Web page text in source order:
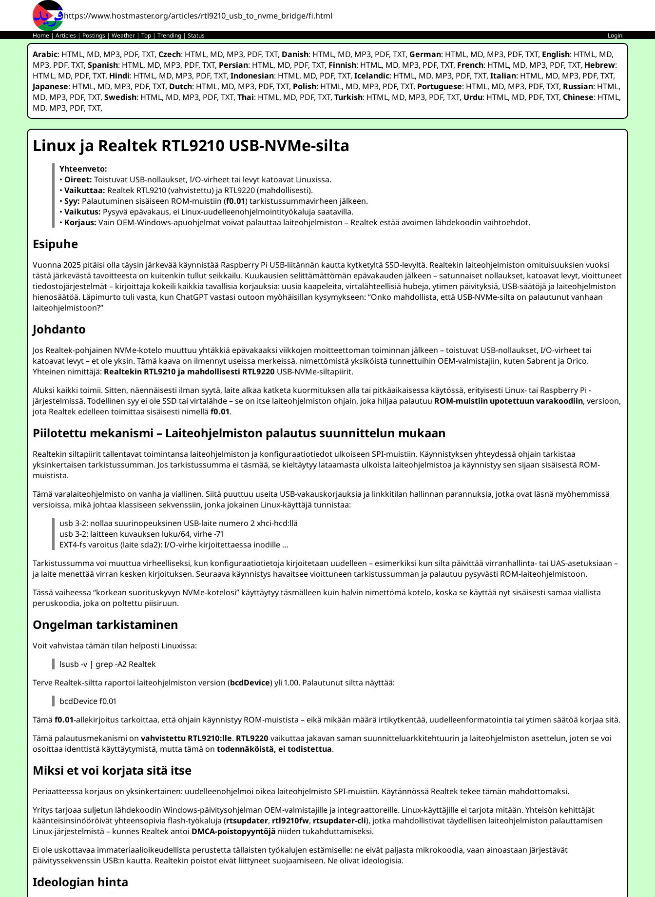
https://www.hostmaster.org/articles/rtl9210_usb_to_nvme_bridge/fi.html
Home |Articles | Postings |Weather |Top |Trending |Status Login
Arabic: HTML, MD, MP3, PDF,TXT,Czech: HTML, MD, MP3, PDF,TXT, Danish: HTML, MD, MP3, PDF,TXT, German: HTML, MD, MP3, PDF,TXT, English: HTML, MD,
MP3, PDF,TXT,Spanish: HTML, MD, MP3, PDF,TXT, Persian: HTML, MD, PDF,TXT, Finnish: HTML, MD, MP3, PDF,TXT, French: HTML, MD, MP3, PDF,TXT, Hebrew:
HTML, MD, PDF,TXT, Hindi: HTML, MD, MP3, PDF,TXT,Indonesian: HTML, MD, PDF,TXT,Icelandic: HTML, MD, MP3, PDF,TXT,Italian: HTML, MD, MP3, PDF,TXT,
Japanese: HTML, MD, MP3, PDF,TXT, Dutch: HTML, MD, MP3, PDF,TXT, Polish: HTML, MD, MP3, PDF,TXT, Portuguese: HTML, MD, MP3, PDF,TXT, Russian: HTML,
MD, MP3, PDF,TXT,Swedish: HTML, MD, MP3, PDF,TXT,Thai: HTML, MD, PDF,TXT,Turkish: HTML, MD, MP3, PDF,TXT, Urdu: HTML, MD, PDF,TXT,Chinese: HTML,
MD, MP3, PDF,TXT,
Linux ja Realtek RTL9210 USB-NVMe-silta
Yhteenveto:
•Oireet: Toistuvat USB-nollaukset, I/O-virheet tai levyt katoavat Linuxissa.
•Vaikuttaa: Realtek RTL9210 (vahvistettu) ja RTL9220 (mahdollisesti).
•Syy: Palautuminen sisäiseen ROM-muistiin (f0.01) tarkistussummavirheen jälkeen.
•Vaikutus: Pysyvä epävakaus, ei Linux-uudelleenohjelmointityökaluja saatavilla.
• Korjaus: Vain OEM-Windows-apuohjelmat voivat palauttaa laiteohjelmiston – Realtek estää avoimen lähdekoodin vaihtoehdot.
Esipuhe
Vuonna 2025 pitäisi olla täysin järkevää käynnistää Raspberry Pi USB-liitännän kautta kytketyltä SSD-levyltä. Realtekin laiteohjelmiston omituisuuksien vuoksi
tästä järkevästä tavoitteesta on kuitenkin tullut seikkailu. Kuukausien selittämättömän epävakauden jälkeen – satunnaiset nollaukset, katoavat levyt, vioittuneet
tiedostojärjestelmät – kirjoittaja kokeili kaikkia tavallisia korjauksia: uusia kaapeleita, virtalähteellisiä hubeja, ytimen päivityksiä, USB-säätöjä ja laiteohjelmiston
hienosäätöä. Läpimurto tuli vasta, kun ChatGPT vastasi outoon myöhäisillan kysymykseen: “Onko mahdollista, että USB-NVMe-silta on palautunut vanhaan
laiteohjelmistoon?”
Johdanto
Jos Realtek-pohjainen NVMe-kotelo muuttuu yhtäkkiä epävakaaksi viikkojen moitteettoman toiminnan jälkeen – toistuvat USB-nollaukset, I/O-virheet tai
katoavat levyt – et ole yksin. Tämä kaava on ilmennyt useissa merkeissä, nimettömistä yksiköistä tunnettuihin OEM-valmistajiin, kuten Sabrent ja Orico.
Yhteinen nimittäjä: Realtekin RTL9210 ja mahdollisesti RTL9220 USB-NVMe-siltapiirit.
Aluksi kaikki toimii. Sitten, näennäisesti ilman syytä, laite alkaa katketa kuormituksen alla tai pitkäaikaisessa käytössä, erityisesti Linux- tai Raspberry Pi -
järjestelmissä. Todellinen syy ei ole SSD tai virtalähde – se on itse laiteohjelmiston ohjain, joka hiljaa palautuu ROM-muistiin upotettuun varakoodiin, versioon,
jota Realtek edelleen toimittaa sisäisesti nimelläf0.01.
Piilotettu mekanismi – Laiteohjelmiston palautus suunnittelun mukaan
Realtekin siltapiirit tallentavat toimintansa laiteohjelmiston ja konfiguraatiotiedot ulkoiseen SPI-muistiin. Käynnistyksen yhteydessä ohjain tarkistaa
yksinkertaisen tarkistussumman. Jos tarkistussumma ei täsmää, se kieltäytyy lataamasta ulkoista laiteohjelmistoa ja käynnistyy sen sijaan sisäisestä ROM-
muistista.
Tämä varalaiteohjelmisto on vanha ja viallinen. Siitä puuttuu useita USB-vakauskorjauksia ja linkkitilan hallinnan parannuksia, jotka ovat läsnä myöhemmissä
versioissa, mikä johtaa klassiseen sekvenssiin, jonka jokainen Linux-käyttäjä tunnistaa:
usb 3-2: nollaa suurinopeuksinen USB-laite numero 2 xhci-hcd:llä
usb 3-2: laitteen kuvauksen luku/64, virhe -71
EXT4-fs varoitus (laite sda2): I/O-virhe kirjoitettaessa inodille …
Tarkistussumma voi muuttua virheelliseksi, kun konfiguraatiotietoja kirjoitetaan uudelleen – esimerkiksi kun silta päivittää virranhallinta- tai UAS-asetuksiaan –
ja laite menettää virran kesken kirjoituksen. Seuraava käynnistys havaitsee vioittuneen tarkistussumman ja palautuu pysyvästi ROM-laiteohjelmistoon.
Tässä vaiheessa “korkean suorituskyvyn NVMe-kotelosi” käyttäytyy täsmälleen kuin halvin nimettömä kotelo, koska se käyttää nyt sisäisesti samaa viallista
peruskoodia, joka on poltettu piisiruun.
Ongelman tarkistaminen
Voit vahvistaa tämän tilan helposti Linuxissa:
lsusb -v | grep -A2 Realtek
Terve Realtek-siltta raportoi laiteohjelmiston version (bcdDevice) yli 1.00. Palautunut siltta näyttää:
bcdDevice f0.01
Tämäf0.01-allekirjoitus tarkoittaa, että ohjain käynnistyy ROM-muistista – eikä mikään määrä irtikytkentää, uudelleenformatointia tai ytimen säätöä korjaa sitä.
Tämä palautusmekanismi onvahvistettu RTL9210:lle. RTL9220 vaikuttaa jakavan saman suunnitteluarkkitehtuurin ja laiteohjelmiston asettelun, joten se voi
osoittaa identtistä käyttäytymistä, mutta tämä ontodennäköistä, ei todistettua.
Miksi et voi korjata sitä itse
Periaatteessa korjaus on yksinkertainen: uudelleenohjelmoi oikea laiteohjelmisto SPI-muistiin. Käytännössä Realtek tekee tämän mahdottomaksi.
Yritys tarjoaa suljetun lähdekoodin Windows-päivitysohjelman OEM-valmistajille ja integraattoreille. Linux-käyttäjille ei tarjota mitään. Yhteisön kehittäjät
käänteisinsinööröivät yhteensopivia flash-työkaluja (rtsupdater, rtl9210fw, rtsupdater-cli), jotka mahdollistivat täydellisen laiteohjelmiston palauttamisen
Linux-järjestelmistä – kunnes Realtek antoi DMCA-poistopyyntöjä niiden tukahduttamiseksi.
Ei ole uskottavaa immateriaalioikeudellista perustetta tällaisten työkalujen estämiselle: ne eivät paljasta mikrokoodia, vaan ainoastaan järjestävät
päivityssekvenssin USB:n kautta. Realtekin poistot eivät liittyneet suojaamiseen. Ne olivat ideologisia.
Ideologian hinta